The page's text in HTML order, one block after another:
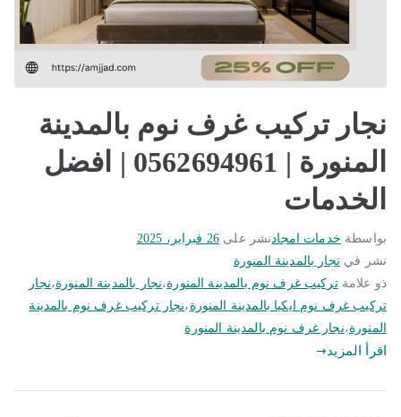
نجار تركيب غرف نوم بالمدينة
المنورة | 0562694961 | افضل
الخدمات
بواسطة خدمات امجادنشر على 26 فبراير، 2025
نشر في نجار بالمدينة المنورة
ذو علامةتركيب غرف نوم بالمدينة المنورة،نجار بالمدينة المنورة،نجار
تركيب غرف نوم ايكيا بالمدينة المنورة ،نجار تركيب غرف نوم بالمدينة
المنورة،نجار غرف نوم بالمدينة المنورة
اقرأ المزيد